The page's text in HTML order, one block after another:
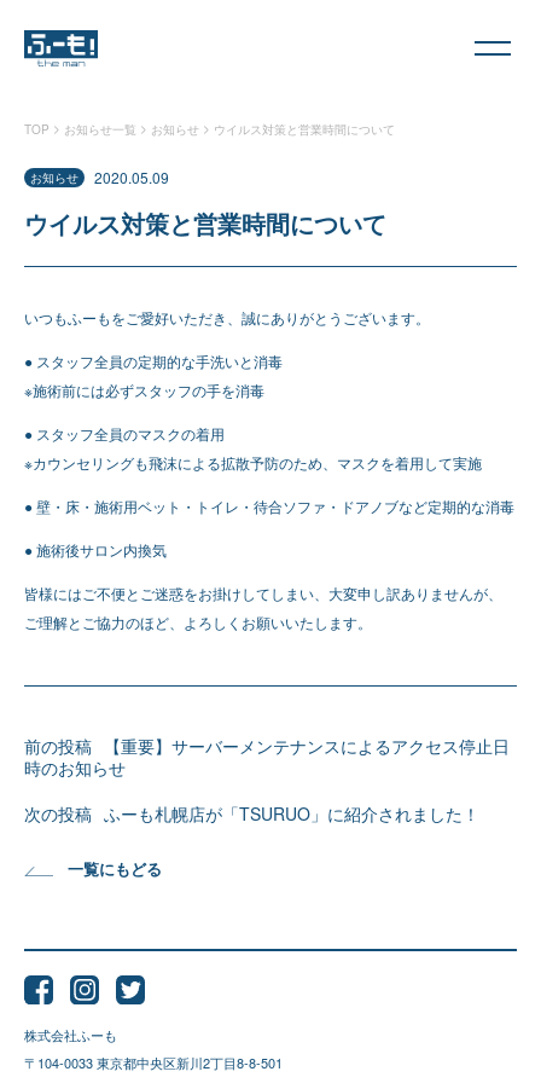
TOP > お知らせ一覧 > お知らせ > ウイルス対策と営業時間について
お知らせ 2020.05.09
ウイルス対策と営業時間について
いつもふーもをご愛好いただき、誠にありがとうございます。
● スタッフ全員の定期的な手洗いと消毒
※施術前には必ずスタッフの手を消毒
● スタッフ全員のマスクの着用
※カウンセリングも飛沫による拡散予防のため、マスクを着用して実施
● 壁・床・施術用ベット・トイレ・待合ソファ・ドアノブなど定期的な消毒
● 施術後サロン内換気
皆様にはご不便とご迷惑をお掛けしてしまい、大変申し訳ありませんが、
ご理解とご協力のほど、よろしくお願いいたします。
投
稿
ナ
ビ
ー
シ
【重要】サーバーメンテナンスによるアクセス停止日
時のお知らせ
ふーも札幌店が「TSURUO」に紹介されました！
一覧にもどる
株式会社ふーも
〒104-0033 東京都中央区新川2丁目8-8-501